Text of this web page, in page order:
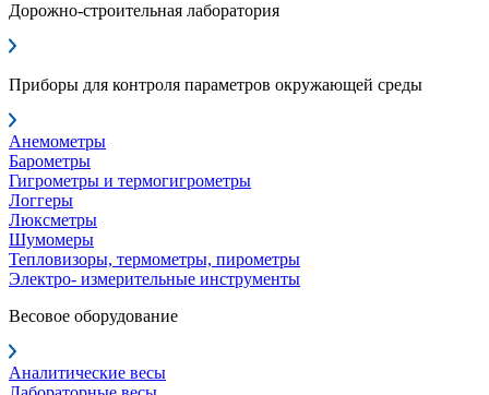
Дорожно-строительная лаборатория
Приборы для контроля параметров окружающей среды
Анемометры
Барометры
Гигрометры и термогигрометры
Логгеры
Люксметры
Шумомеры
Тепловизоры, термометры, пирометры
Электро- измерительные инструменты
Весовое оборудование
Аналитические весы